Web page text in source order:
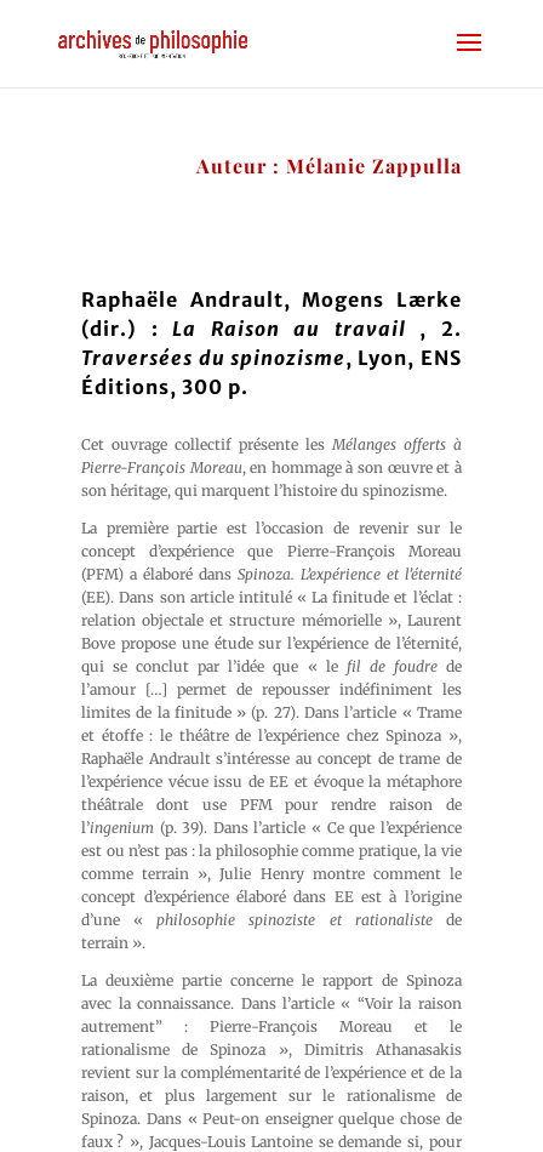
Auteur : Mélanie Zappulla
Raphaële Andrault, Mogens Lærke
(dir.) :La Raison au travail , 2.
Traversées du spinozisme, Lyon, ENS
Éditions, 300 p.
Cet ouvrage collectif présente lesMélanges offerts à
Pierre-François Moreau, en hommage à son œuvre et à
son héritage, qui marquent l’histoire du spinozisme.
La première partie est l’occasion de revenir sur le
concept d’expérience que Pierre-François Moreau
(PFM) a élaboré dans Spinoza. L’expérience et l’éternité
(EE). Dans son article intitulé « La finitude et l’éclat :
relation objectale et structure mémorielle », Laurent
Bove propose une étude sur l’expérience de l’éternité,
qui se conclut par l’idée que « le fil de foudrede
l’amour […] permet de repousser indéfiniment les
limites de la finitude » (p. 27). Dans l’article « Trame
et étoffe : le théâtre de l’expérience chez Spinoza »,
Raphaële Andrault s’intéresse au concept de trame de
l’expérience vécue issu de EE et évoque la métaphore
théâtrale dont use PFM pour rendre raison de
l’ingenium (p. 39). Dans l’article « Ce que l’expérience
est ou n’est pas : la philosophie comme pratique, la vie
comme terrain », Julie Henry montre comment le
concept d’expérience élaboré dans EE est à l’origine
d’une «philosophie spinoziste et rationalistede
terrain ».
La deuxième partie concerne le rapport de Spinoza
avec la connaissance. Dans l’article « “Voir la raison
autrement” : Pierre-François Moreau et le
rationalisme de Spinoza », Dimitris Athanasakis
revient sur la complémentarité de l’expérience et de la
raison, et plus largement sur le rationalisme de
Spinoza. Dans « Peut-on enseigner quelque chose de
faux ? », Jacques-Louis Lantoine se demande si, pour